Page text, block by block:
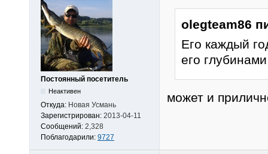
Постоянный посетитель
Неактивен
Откуда: Новая Усмань
Зарегистрирован: 2013-04-11
Сообщений: 2,328
Поблагодарили: 9727
olegteam86
Его каждый
его
может и